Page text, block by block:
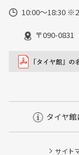
10:00～18:30
〒090-
タイヤ
サイト